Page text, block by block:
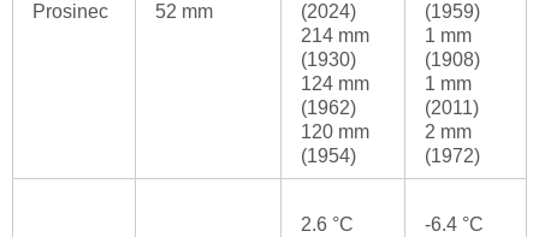
Prosinec
52 mm
(2024)
214 mm
(1930)
124 mm
(1962)
120 mm
(1954)
(1959)
1 mm
(1908)
1 mm
(2011)
2 mm
(1972)
2.6 °C
-6.4 °C